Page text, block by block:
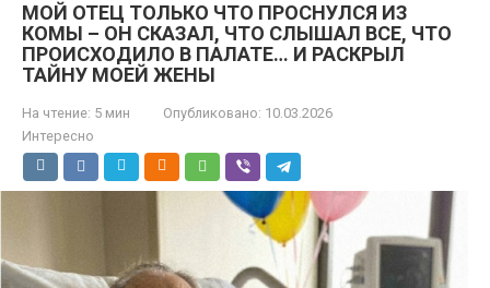
МОЙ ОТЕЦ ТОЛЬКО ЧТО ПРОСНУЛСЯ ИЗ
КОМЫ – ОН СКАЗАЛ, ЧТО СЛЫШАЛ ВСЕ, ЧТО
ПРОИСХОДИЛО В ПАЛАТЕ… И РАСКРЫЛ
ТАЙНУ МОЕЙ ЖЕНЫ
На чтение: 5 мин Опубликовано: 10.03.2026
Интересно